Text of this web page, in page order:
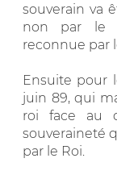
souverain va
non par le
reconnue par
Ensuite pour
juin 89, qui
roi face au
souveraineté
par le Roi.